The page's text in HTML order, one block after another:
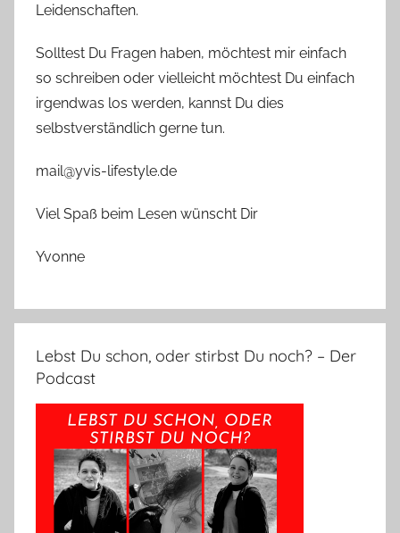
Leidenschaften.
Solltest Du Fragen haben, möchtest mir einfach
so schreiben oder vielleicht möchtest Du einfach
irgendwas los werden, kannst Du dies
selbstverständlich gerne tun.
mail@yvis-lifestyle.de
Viel Spaß beim Lesen wünscht Dir
Yvonne
Lebst Du schon, oder stirbst Du noch? – Der
Podcast